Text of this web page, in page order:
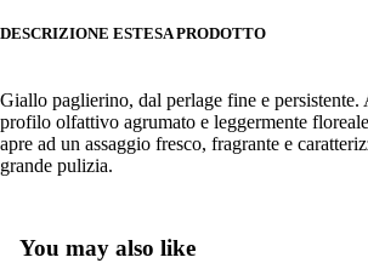
DESCRIZIONE ESTESA PRODOTTO
Giallo paglierino, dal perlage fine e persistente.
profilo olfattivo agrumato e leggermente
apre ad un assaggio fresco, fragrante e
grande pulizia.
You may also like